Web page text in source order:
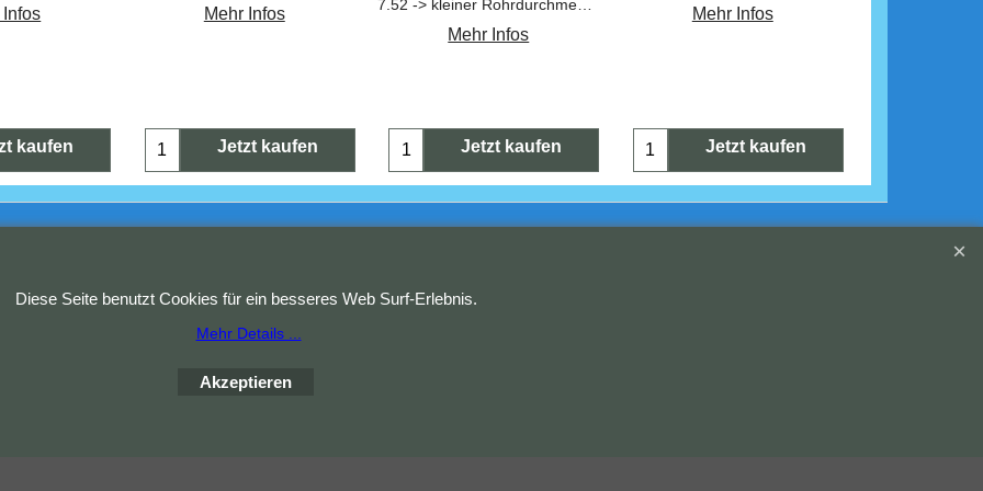
Infos
kaufen
Mehr Infos
Jetzt kaufen
Mehr Infos
Jetzt kaufen
Mehr Infos
Jetzt kaufen
ShopFactory Shop
Software.
Diese Seite benutzt Cookies für ein besseres Web Surf-Erlebnis.
Mehr Details ...
Akzeptieren